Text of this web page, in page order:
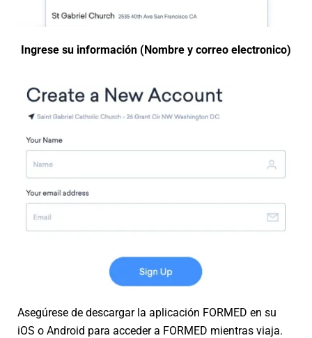
Ingrese su información (Nombre y correo electronico)
Asegúrese de descargar la aplicación FORMED en su
iOS o Android para acceder a FORMED mientras viaja.